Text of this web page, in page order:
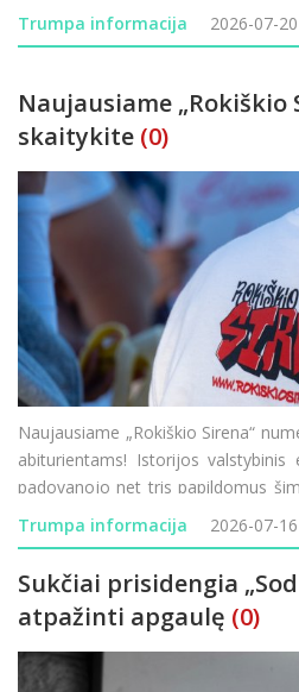
Lietuvos–Latvijos pasienyje vėl
transporto patikrini
Trumpa informacija 2026-07-20
Naujausiame „Rokiškio
skaitykite (0)
Naujausiame „Rokiškio Sirena“
abiturientams! Istorijos valstybinis
padovanojo net tris papildomus
kaip sekėsi kitiems mūsų
naujienos mi
Trumpa informacija 2026-07-16
Sukčiai prisidengia
atpažinti apgaulę (0)